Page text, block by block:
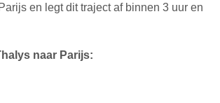
en legt dit traject af binnen 3 uur en
naar Parijs: